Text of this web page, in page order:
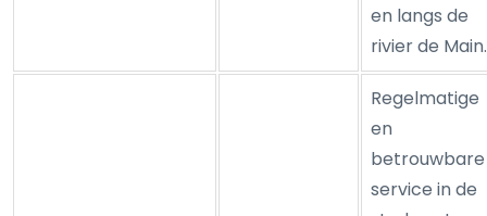
en langs de
rivier de Main.
Regelmatige
en
betrouwbare
service in de